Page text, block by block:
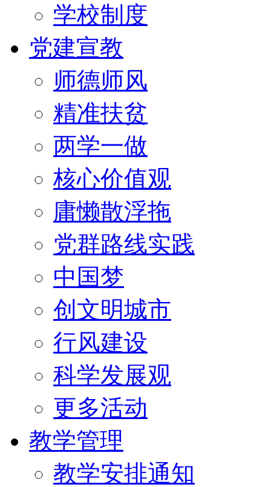
学校制度
党建宣教
师德师风
精准扶贫
两学一做
核心价值观
庸懒散浮拖
党群路线实践
中国梦
创文明城市
行风建设
科学发展观
更多活动
教学管理
教学安排通知